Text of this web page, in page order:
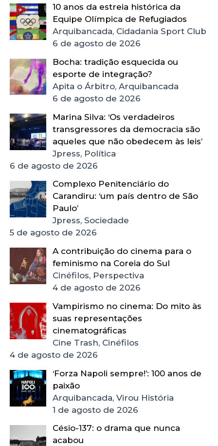
10 anos da estreia histórica da
Equipe Olímpica de Refugiados
Arquibancada, Cidadania Sport Club
6 de agosto de 2026
Bocha: tradição esquecida ou
esporte de integração?
Apita o Árbitro, Arquibancada
6 de agosto de 2026
Marina Silva: ‘Os verdadeiros
transgressores da democracia são
aqueles que não obedecem às leis’
Jpress, Política
6 de agosto de 2026
Complexo Penitenciário do
Carandiru: ‘um país dentro de São
Paulo’
Jpress, Sociedade
5 de agosto de 2026
A contribuição do cinema para o
feminismo na Coreia do Sul
Cinéfilos, Perspectiva
4 de agosto de 2026
Vampirismo no cinema: Do mito às
suas representações
cinematográficas
Cine Trash, Cinéfilos
4 de agosto de 2026
‘Forza Napoli sempre!’: 100 anos de
paixão
Arquibancada, Virou História
1 de agosto de 2026
Césio-137: o drama que nunca
acabou